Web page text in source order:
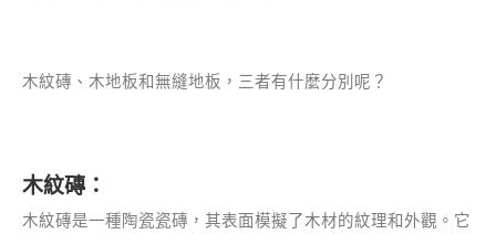
木紋磚、木地板和無縫地板，三者有什麼分別呢？
木紋磚 ：
木紋磚是一種陶瓷瓷磚，其表面模擬了木材的紋理和外觀。它